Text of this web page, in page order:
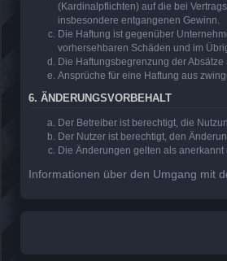
(Kardinalpflichten) auf die bei
insbesondere entgangenen Gewinn.
Die Haftung ist gegenüber
vorhersehbaren Schäden und im
Die Haftungsbegrenzung der
Ansprüche für eine Haftung aus
6. ÄNDERUNGSVORBEHALT
Der Betreiber ist berechtigt, die
Der Nutzer ist berechtigt, den
Die Änderungen gelten als
Informationen über den Umgang mit